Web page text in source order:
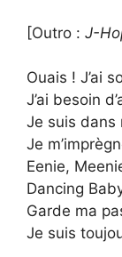
[Outro : ​J-
Ouais ! J’ai
J’ai besoin
Je suis dans
Je
Eenie,
Dancing
Garde ma
Je suis